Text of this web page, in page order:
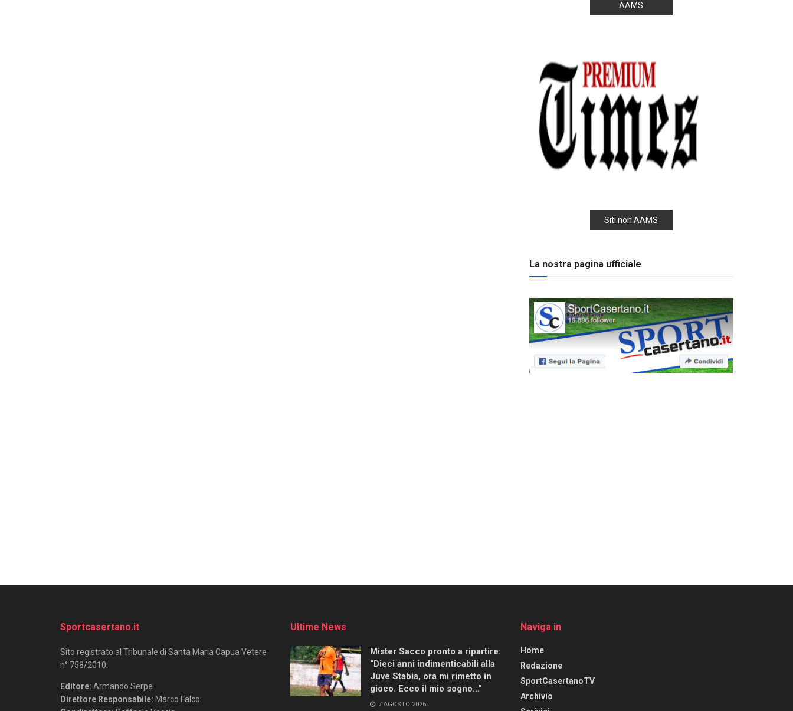
AAMS
Siti non AAMS
La nostra pagina ufficiale
Sportcasertano.it
Sito registrato al Tribunale di Santa Maria Capua Vetere
n° 758/2010.
Editore: Armando Serpe
Direttore Responsabile: Marco Falco
Ultime News
Mister Sacco pronto a ripartire:
“Dieci anni indimenticabili alla
Juve Stabia, ora mi rimetto in
gioco. Ecco il mio sogno…”
7 AGOSTO 2026
Naviga in
Home
Redazione
SportCasertanoTV
Archivio